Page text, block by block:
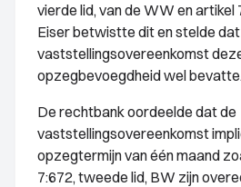
vierde lid, van de WW en artikel
Eiser betwistte dit en stelde
vaststellingsovereenkomst
opzegbevoegdheid wel
De rechtbank oordeelde dat de
vaststellingsovereenkomst
opzegtermijn van één maand
7:672, tweede lid, BW zijn